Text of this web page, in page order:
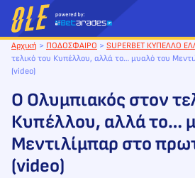
Μετάβαση
στο
περιεχόμενο
Αρχική > ΠΟΔΟΣΦΑΙΡΟ > SUPERBET ΚΥΠΕΛΛΟ
τελικό του Κυπέλλου, αλλά το… μυαλό του
(video)
Ο Ολυμπιακός στον
Κυπέλλου, αλλά το…
Μεντιλίμπαρ στο
(video)